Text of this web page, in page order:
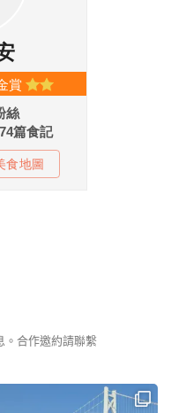
。合作邀約請聯繫